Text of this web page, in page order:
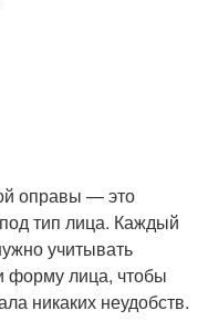
оправы — это
тип лица. Каждый
учитывать
форму лица, чтобы
никаких неудобств.